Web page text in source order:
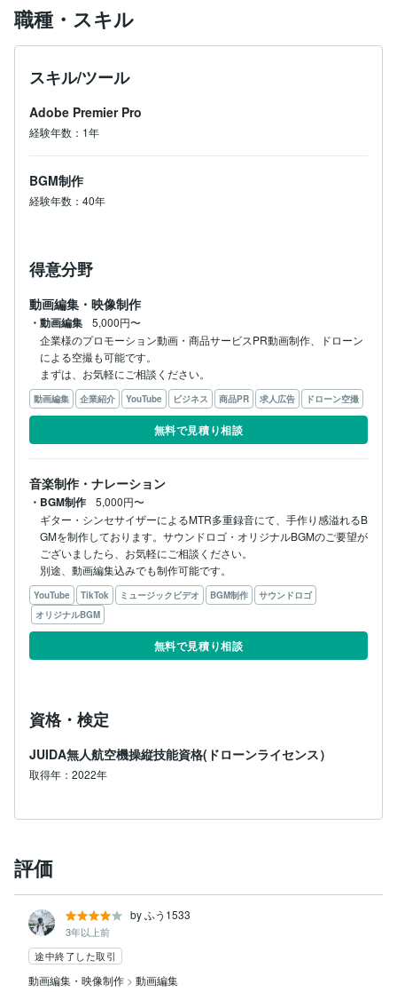
職種・スキル
スキル/ツール
Adobe Premier Pro
経験年数：1年
BGM制作
経験年数：40年
得意分野
動画編集・映像制作
・動画編集
5,000円〜
企業様のプロモーション動画・商品サービスPR動画制作、ドローン
による空撮も可能です。
動画編集 企業紹介 YouTube ビジネス 商品PR 求人広告 ドローン空撮
無料で見積り相談
音楽制作・ナレーション
・BGM制作
5,000円〜
ギター・シンセサイザーによるMTR多重録音にて、手作り感溢れるB
GMを制作しております。サウンドロゴ・オリジナルBGMのご要望が
ございましたら、お気軽にご相談ください。
別途、動画編集込みでも制作可能です。
YouTube TikTok ミュージックビデオ BGM制作
サウンドロゴ
オリジナルBGM
無料で見積り相談
資格・検定
JUIDA無人航空機操縦技能資格(ドローンライセンス）
取得年：2022年
評価
by ふう1533
3年以上前
途中終了した取引
動画編集・映像制作 > 動画編集